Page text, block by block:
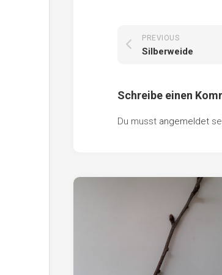
PREVIOUS
Silberweide
Schreibe einen
Du musst angemeldet